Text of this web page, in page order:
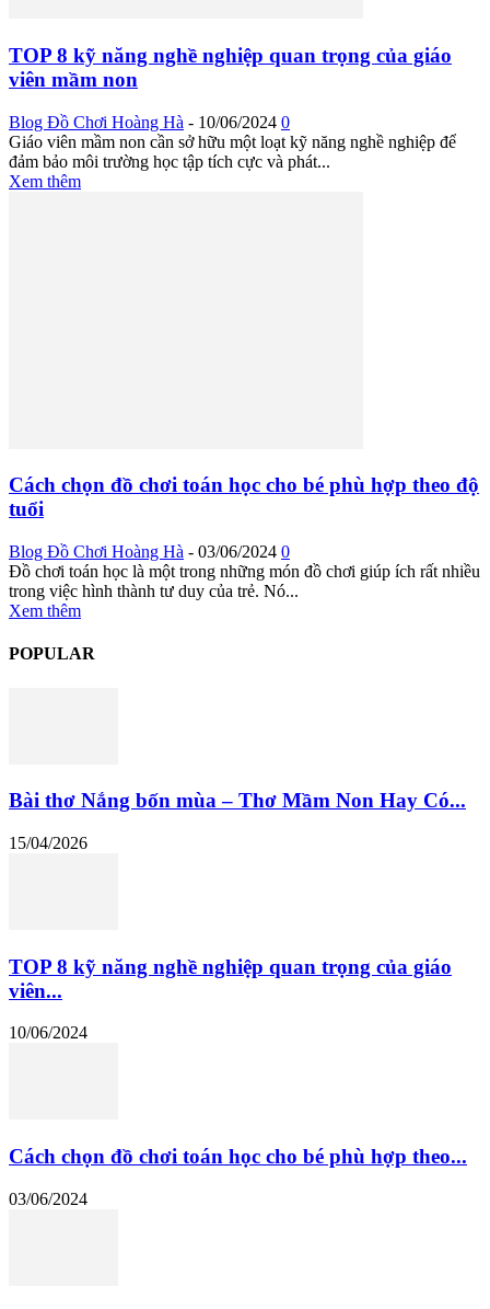
TOP 8 kỹ năng nghề nghiệp quan trọng của giáo
viên mầm non
Blog Đồ Chơi Hoàng Hà - 10/06/2024 0
Giáo viên mầm non cần sở hữu một loạt kỹ năng nghề nghiệp để
đảm bảo môi trường học tập tích cực và phát...
Xem thêm
Cách chọn đồ chơi toán học cho bé phù hợp theo độ
tuổi
Blog Đồ Chơi Hoàng Hà - 03/06/2024 0
Đồ chơi toán học là một trong những món đồ chơi giúp ích rất nhiều
trong việc hình thành tư duy của trẻ. Nó...
Xem thêm
POPULAR
Bài thơ Nắng bốn mùa – Thơ Mầm Non Hay Có...
15/04/2026
TOP 8 kỹ năng nghề nghiệp quan trọng của giáo
viên...
10/06/2024
Cách chọn đồ chơi toán học cho bé phù hợp theo...
03/06/2024